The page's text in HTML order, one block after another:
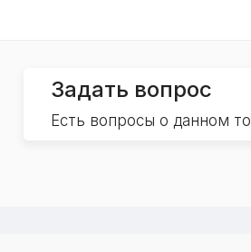
Задать вопрос
Есть вопросы о данном